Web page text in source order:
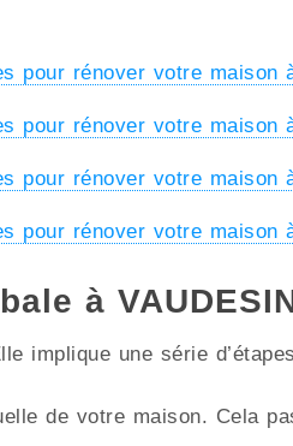
pour rénover votre maison
pour rénover votre maison
pour rénover votre maison
pour rénover votre maison
à
implique une série
de votre maison. Cela